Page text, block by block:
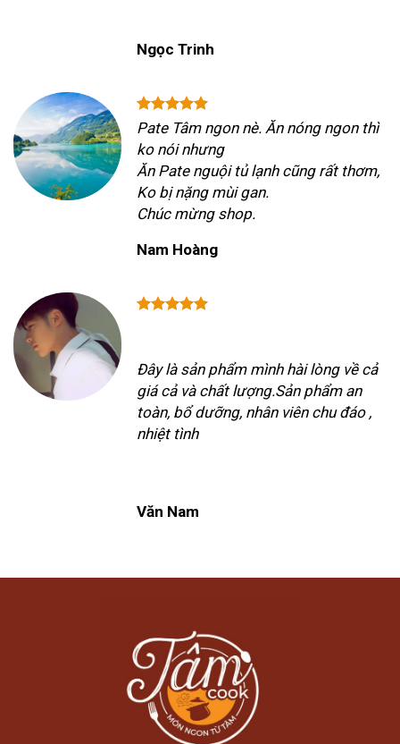
Ngọc Trinh
Pate Tâm ngon nè. Ăn nóng ngon thì
ko nói nhưng
Ăn Pate nguội tủ lạnh cũng rất thơm,
Ko bị nặng mùi gan.
Chúc mừng shop.
Nam Hoàng
Đây là sản phẩm mình hài lòng về cả
giá cả và chất lượng.Sản phẩm an
toàn, bổ dưỡng, nhân viên chu đáo ,
nhiệt tình
Văn Nam